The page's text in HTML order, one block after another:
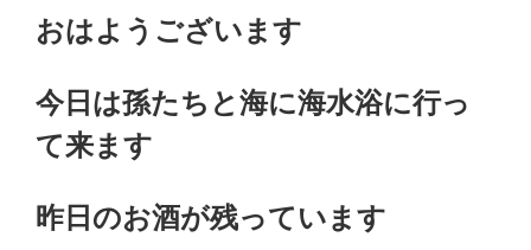
おはようございます
今日は孫たちと海に海水浴に行っ
て来ます
昨日のお酒が残っています